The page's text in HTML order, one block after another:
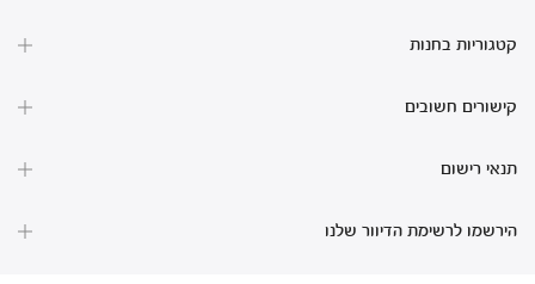
קטגוריות בחנות
קישורים חשובים
תנאי רישום
הירשמו לרשימת הדיוור שלנו